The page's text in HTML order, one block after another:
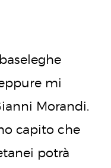
mi
Morandi.
capito che
potrà